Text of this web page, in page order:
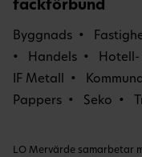
fackförbund
Byggnads
Handels
IF Metall
Pappers
Seko
LO Mervärde samarbetar